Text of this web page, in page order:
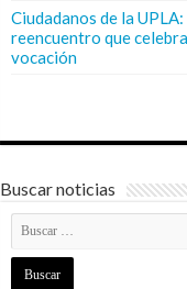
Ciudadanos de la
reencuentro que
vocación
Buscar noticias